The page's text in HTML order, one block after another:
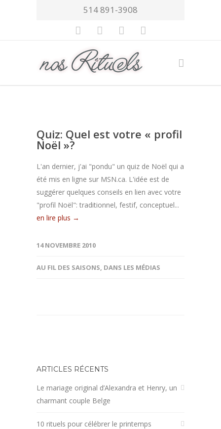
514 891-3908
Quiz: Quel est votre « profil
Noël »?
L'an dernier, j'ai "pondu" un quiz de Noël qui a
été mis en ligne sur MSN.ca. L'idée est de
suggérer quelques conseils en lien avec votre
"profil Noël": traditionnel, festif, conceptuel...
en lire plus →
14 NOVEMBRE 2010
AU FIL DES SAISONS, DANS LES MÉDIAS
ARTICLES RÉCENTS
Le mariage original d’Alexandra et Henry, un
charmant couple Belge
10 rituels pour célébrer le printemps